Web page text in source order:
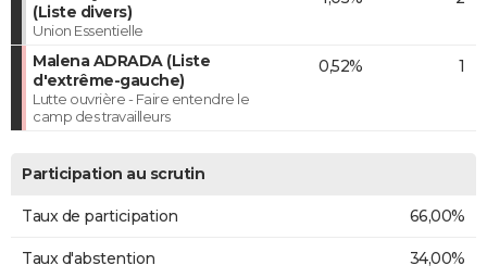
(Liste divers)
Union Essentielle
Malena ADRADA (Liste
d'extrême-gauche)
Lutte ouvrière - Faire entendre le
camp des travailleurs
0,52% 1
Participation au scrutin
Taux de participation 66,00%
Taux d'abstention 34,00%